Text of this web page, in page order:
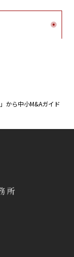
から中小M&Aガイド